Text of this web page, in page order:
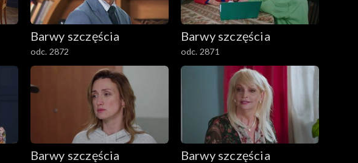
Barwy szczęścia
odc. 2872
Barwy szczęścia
odc. 2871
Barwy szczęścia Barwy szczęścia